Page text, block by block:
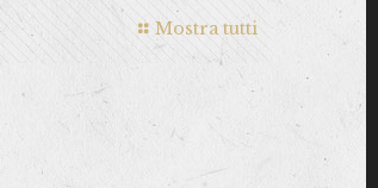
Mostra tutti